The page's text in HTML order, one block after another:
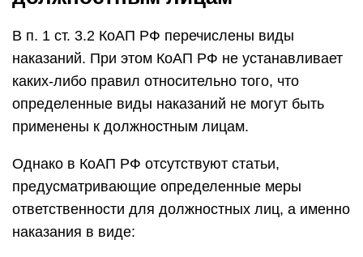
В п. 1 ст. 3.2 КоАП РФ перечислены виды
наказаний. При этом КоАП РФ не устанавливает
каких-либо правил относительно того, что
определенные виды наказаний не могут быть
применены к должностным лицам.
Однако в КоАП РФ отсутствуют статьи,
предусматривающие определенные меры
ответственности для должностных лиц, а именно
наказания в виде: